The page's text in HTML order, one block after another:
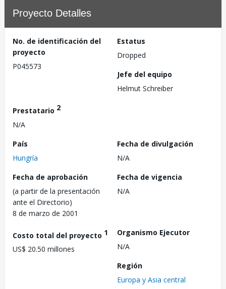
Proyecto Detalles
No. de identificación del
proyecto
P045573
Estatus
Dropped
Jefe del equipo
Helmut Schreiber
Prestatario 2
N/A
País
Hungría
Fecha de divulgación
N/A
Fecha de aprobación
(a partir de la presentación
ante el Directorio)
8 de marzo de 2001
Fecha de vigencia
N/A
Costo total del proyecto 1
US$ 20.50 millones
Organismo Ejecutor
N/A
Región
Europa y Asia central